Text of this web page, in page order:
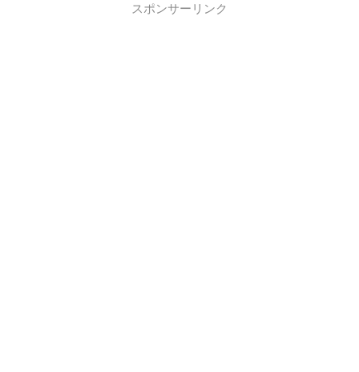
スポンサーリンク